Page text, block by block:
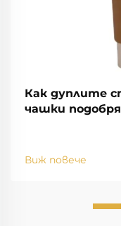
Как дуплите
чашки
Виж повече